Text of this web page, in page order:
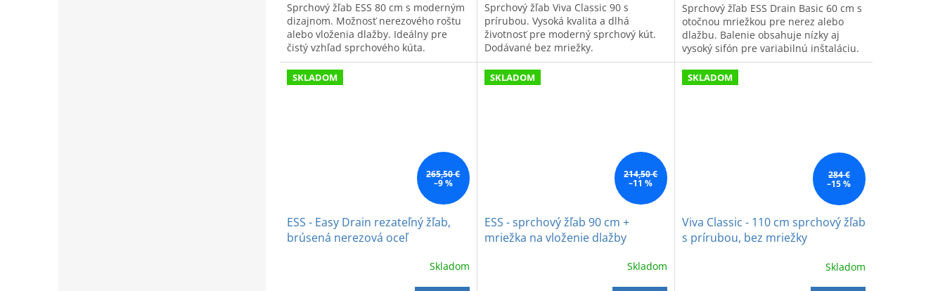
Sprchový žľab ESS 80 cm s moderným
dizajnom. Možnosť nerezového roštu
alebo vloženia dlažby. Ideálny pre
čistý vzhľad sprchového kúta.
Sprchový žľab Viva Classic 90 s
prírubou. Vysoká kvalita a dlhá
životnosť pre moderný sprchový kút.
Dodávané bez mriežky.
Sprchový žľab ESS Drain Basic 60 cm s
otočnou mriežkou pre nerez alebo
dlažbu. Balenie obsahuje nízky aj
vysoký sifón pre variabilnú inštaláciu.
SKLADOM
265,50 €
–9 %
ESS - Easy Drain rezateľný žľab,
brúsená nerezová oceľ
Skladom
SKLADOM
214,50 €
–11 %
ESS - sprchový žľab 90 cm +
mriežka na vloženie dlažby
Skladom
SKLADOM
284 €
–15 %
Viva Classic - 110 cm sprchový žľab
s prírubou, bez mriežky
Skladom